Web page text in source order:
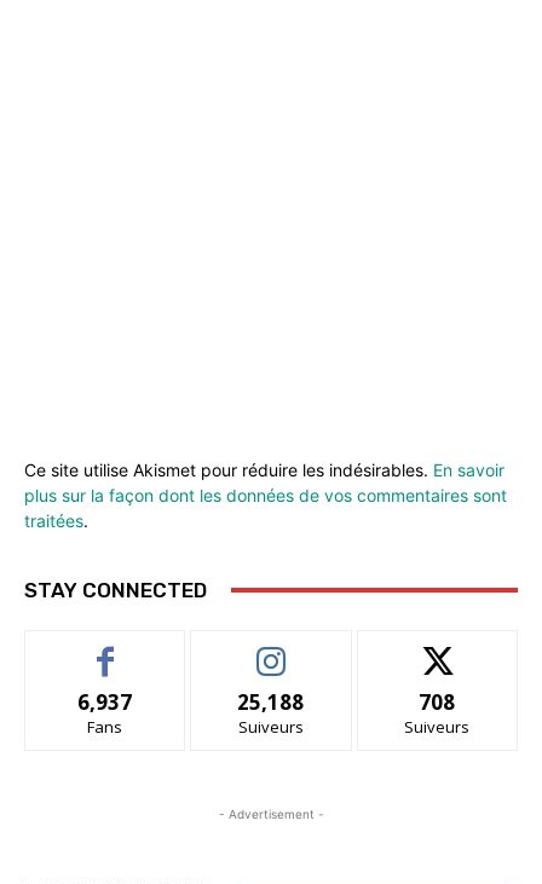
Ce site utilise Akismet pour réduire les indésirables. En savoir
plus sur la façon dont les données de vos commentaires sont
traitées.
STAY CONNECTED
6,937
Fans
25,188
Suiveurs
708
Suiveurs
- Advertisement -